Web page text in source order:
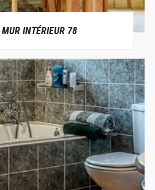
MUR INTÉRIEUR 78